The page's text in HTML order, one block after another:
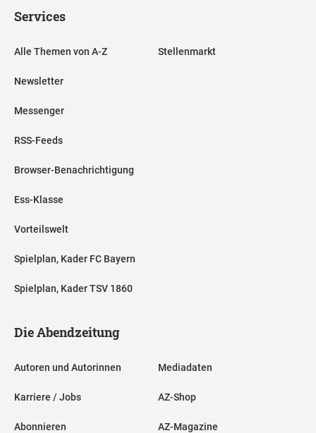
Services
Alle Themen von A-Z
Newsletter
Messenger
RSS-Feeds
Browser-Benachrichtigung
Ess-Klasse
Vorteilswelt
Spielplan, Kader FC Bayern
Spielplan, Kader TSV 1860
Stellenmarkt
Die Abendzeitung
Autoren und Autorinnen
Karriere / Jobs
Abonnieren
Mediadaten
AZ-Shop
AZ-Magazine